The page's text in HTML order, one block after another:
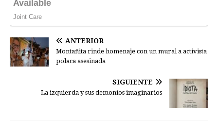
ANTERIOR
Montañita rinde homenaje con un mural a activista
polaca asesinada
SIGUIENTE
La izquierda y sus demonios imaginarios